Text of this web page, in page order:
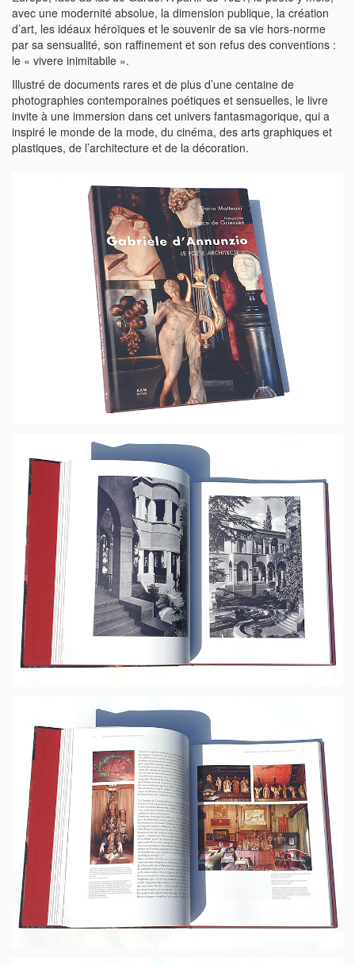
avec une modernité absolue, la dimension publique, la création
d’art, les idéaux héroïques et le souvenir de sa vie hors-norme
par sa sensualité, son raffinement et son refus des conventions :
le « vivere inimitabile ».
­­­­Illustré de documents rares et de plus d’une centaine de
photographies contemporaines poétiques et sensuelles, le livre
invite à une immersion dans cet univers fantasmagorique, qui a
inspiré le monde de la mode, du cinéma, des arts graphiques et
plastiques, de l’architecture et de la décoration.